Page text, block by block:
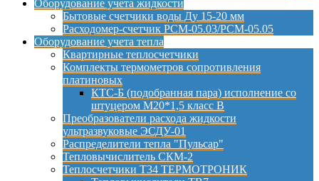
Оборудование учета жидкости
Бытовые счетчики воды Ду 15-20 мм
Расходомер-счетчик РСМ-05.03/РСМ-05.05
Оборудование учета тепла
Квартирные теплосчетчики
Комплекты термометров сопротивления
платиновых
КТС-Б (подобранная пара) исполнение со
штуцером М20*1,5 класс B
Преобразователи расхода жидкости
ультразвуковые ЭСДУ-01
Распределители тепла "Пульсар"
Тепловычислитель СКМ-2
Теплосчетчики Т34 ТЕРМОТРОНИК